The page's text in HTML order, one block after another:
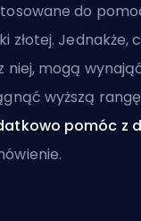
do
złotej.
niej, mogą
wyższą
pomóc z